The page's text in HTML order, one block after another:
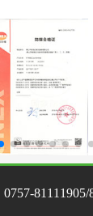
0757-81111905/